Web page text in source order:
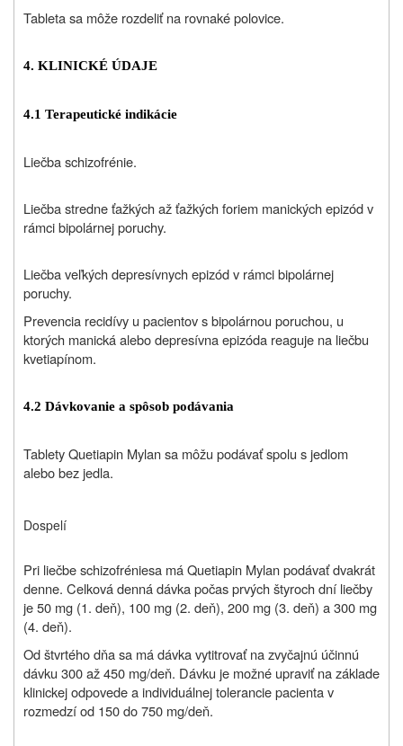
Tableta sa môže rozdeliť na rovnaké polovice.
4. KLINICKÉ ÚDAJE
4.1 Terapeutické indikácie
Liečba schizofrénie.
Liečba stredne ťažkých až ťažkých foriem manických epizód v
rámci bipolárnej poruchy.
Liečba veľkých depresívnych epizód v rámci bipolárnej
poruchy.
Prevencia recidívy u pacientov s bipolárnou poruchou, u
ktorých manická alebo depresívna epizóda reaguje na liečbu
kvetiapínom.
4.2 Dávkovanie a spôsob podávania
Tablety Quetiapin Mylan sa môžu podávať spolu s jedlom
alebo bez jedla.
Dospelí
Pri liečbe schizofréniesa má Quetiapin Mylan podávať dvakrát
denne. Celková denná dávka počas prvých štyroch dní liečby
je 50 mg (1. deň), 100 mg (2. deň), 200 mg (3. deň) a 300 mg
(4. deň).
Od štvrtého dňa sa má dávka vytitrovať na zvyčajnú účinnú
dávku 300 až 450 mg/deň. Dávku je možné upraviť na základe
klinickej odpovede a individuálnej tolerancie pacienta v
rozmedzí od 150 do 750 mg/deň.